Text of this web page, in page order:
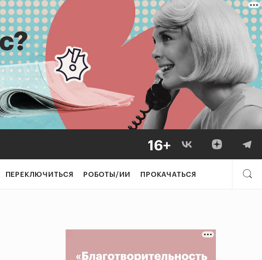
ПЕРЕКЛЮЧИТЬСЯ РОБОТЫ/ИИ ПРОКАЧАТЬСЯ